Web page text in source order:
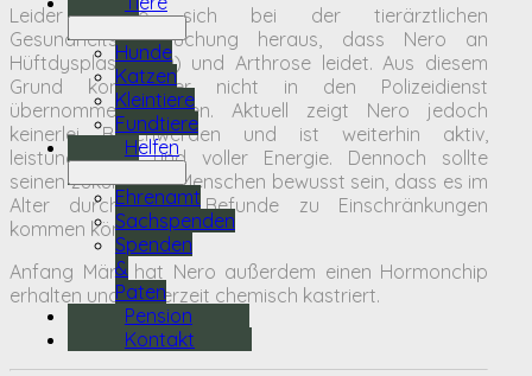
Hunde
Katzen
Kleintiere
Fundtiere
Helfen
Ehrenamt
Sachspenden
Spenden
&
Paten
Pension
Kontakt
Leider stellte sich bei der tierärztlichen
Gesundheitsuntersuchung heraus, dass Nero an
Hüftdysplasie (HD) und Arthrose leidet. Aus diesem
Grund konnte er nicht in den Polizeidienst
übernommen werden. Aktuell zeigt Nero jedoch
keinerlei Beschwerden und ist weiterhin aktiv,
leistungsbereit und voller Energie. Dennoch sollte
seinen zukünftigen Menschen bewusst sein, dass es im
Alter durch diese Befunde zu Einschränkungen
kommen könnte.
Anfang März hat Nero außerdem einen Hormonchip
erhalten und ist derzeit chemisch kastriert.